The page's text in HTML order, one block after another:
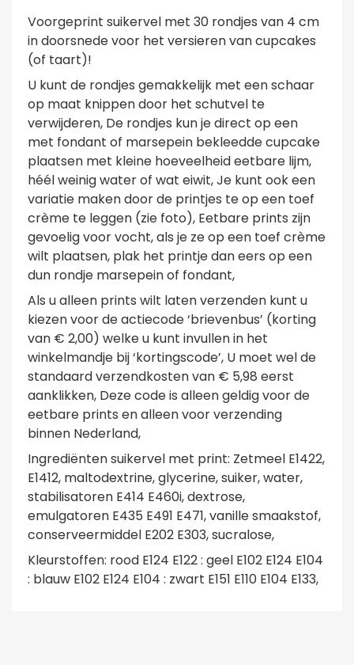
Voorgeprint suikervel met 30 rondjes van 4 cm
in doorsnede voor het versieren van cupcakes
(of taart)!
U kunt de rondjes gemakkelijk met een schaar
op maat knippen door het schutvel te
verwijderen, De rondjes kun je direct op een
met fondant of marsepein bekleedde cupcake
plaatsen met kleine hoeveelheid eetbare lijm,
héél weinig water of wat eiwit, Je kunt ook een
variatie maken door de printjes te op een toef
crème te leggen (zie foto), Eetbare prints zijn
gevoelig voor vocht, als je ze op een toef crème
wilt plaatsen, plak het printje dan eers op een
dun rondje marsepein of fondant,
Als u alleen prints wilt laten verzenden kunt u
kiezen voor de actiecode ‘brievenbus’ (korting
van € 2,00) welke u kunt invullen in het
winkelmandje bij ‘kortingscode’, U moet wel de
standaard verzendkosten van € 5,98 eerst
aanklikken, Deze code is alleen geldig voor de
eetbare prints en alleen voor verzending
binnen Nederland,
Ingrediënten suikervel met print: Zetmeel E1422,
E1412, maltodextrine, glycerine, suiker, water,
stabilisatoren E414 E460i, dextrose,
emulgatoren E435 E491 E471, vanille smaakstof,
conserveermiddel E202 E303, sucralose,
Kleurstoffen: rood E124 E122 : geel E102 E124 E104
: blauw E102 E124 E104 : zwart E151 E110 E104 E133,